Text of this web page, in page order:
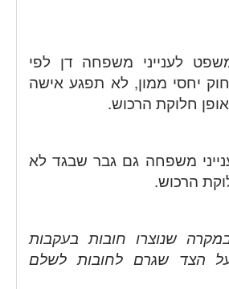
לענייני משפחה דן לפי
יחסי ממון, לא תפגע אישה
חלוקת הרכוש.
משפחה גם גבר שבגד לא
הרכוש.
שנוצרו חובות בעקבות
הצד שגרם לחובות לשלם